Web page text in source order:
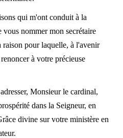
qui m'ont conduit à la
nommer mon secrétaire
pour laquelle, à l'avenir
à votre précieuse
Monsieur le cardinal,
dans la Seigneur, en
divine sur votre ministère en